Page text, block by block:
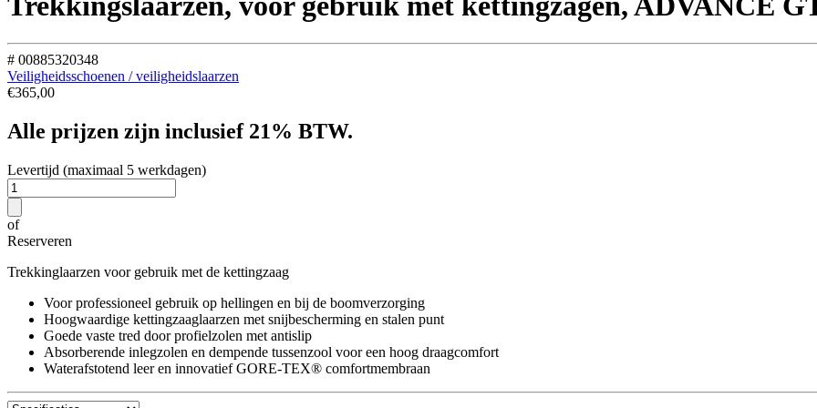
# 00885320348
Veiligheidsschoenen / veiligheidslaarzen
€365,00
Alle prijzen zijn inclusief 21% BTW.
Levertijd (maximaal 5 werkdagen)
of
Reserveren
Trekkinglaarzen voor gebruik met de kettingzaag
Voor professioneel gebruik op hellingen en bij de boomverzorging
Hoogwaardige kettingzaaglaarzen met snijbescherming en stalen punt
Goede vaste tred door profielzolen met antislip
Absorberende inlegzolen en dempende tussenzool voor een hoog draagcomfort
Waterafstotend leer en innovatief GORE-TEX® comfortmembraan